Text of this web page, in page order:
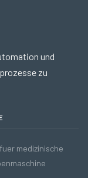
und
zu
medizinische